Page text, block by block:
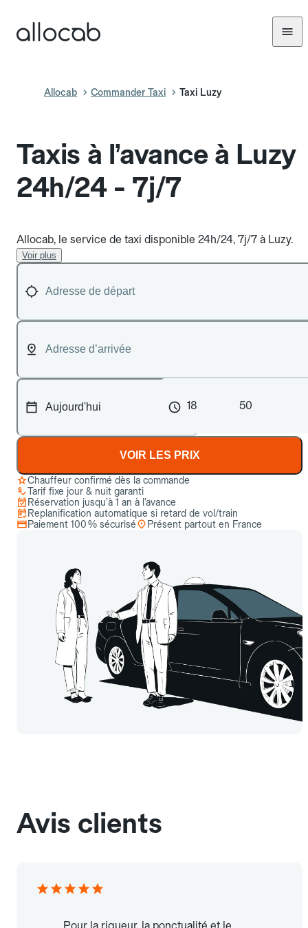
Allocab Commander Taxi Taxi Luzy
Taxis à l’avance à Luzy
24h/24 - 7j/7
Allocab, le service de taxi disponible 24h/24, 7j/7 à Luzy.
Voir plus
18 50
VOIR LES PRIX
Chauffeur confirmé dès la commande
Tarif fixe jour & nuit garanti
Réservation jusqu’à 1 an à l’avance
Replanification automatique si retard de vol/train
Paiement 100 % sécurisé
Présent partout en France
Avis clients